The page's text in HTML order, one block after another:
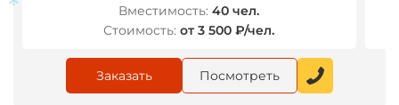
Вместимость: 40 чел.
Стоимость: от 3 500 ₽/чел.
Заказать Посмотреть